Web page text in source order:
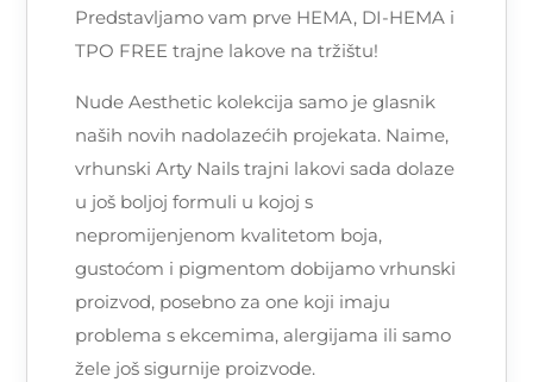
Predstavljamo vam prve HEMA, DI-HEMA i
TPO FREE trajne lakove na tržištu!
Nude Aesthetic kolekcija samo je glasnik
naših novih nadolazećih projekata. Naime,
vrhunski Arty Nails trajni lakovi sada dolaze
u još boljoj formuli u kojoj s
nepromijenjenom kvalitetom boja,
gustoćom i pigmentom dobijamo vrhunski
proizvod, posebno za one koji imaju
problema s ekcemima, alergijama ili samo
žele još sigurnije proizvode.